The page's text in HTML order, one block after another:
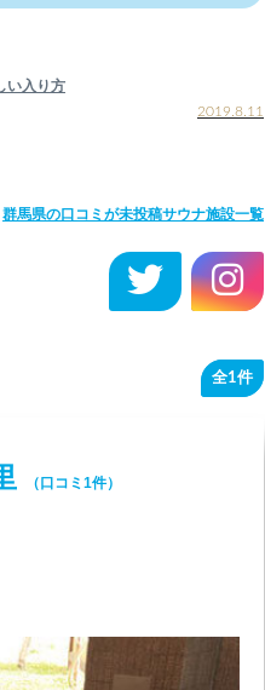
い入り方
2019.8.11
群馬県の口コミが未投稿サウナ施設一覧
全1件
（口コミ1件）